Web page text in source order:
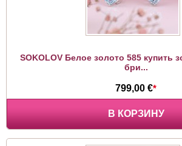
SOKOLOV Белое золото 585 купить
бри...
799,00 €*
В КОРЗИНУ